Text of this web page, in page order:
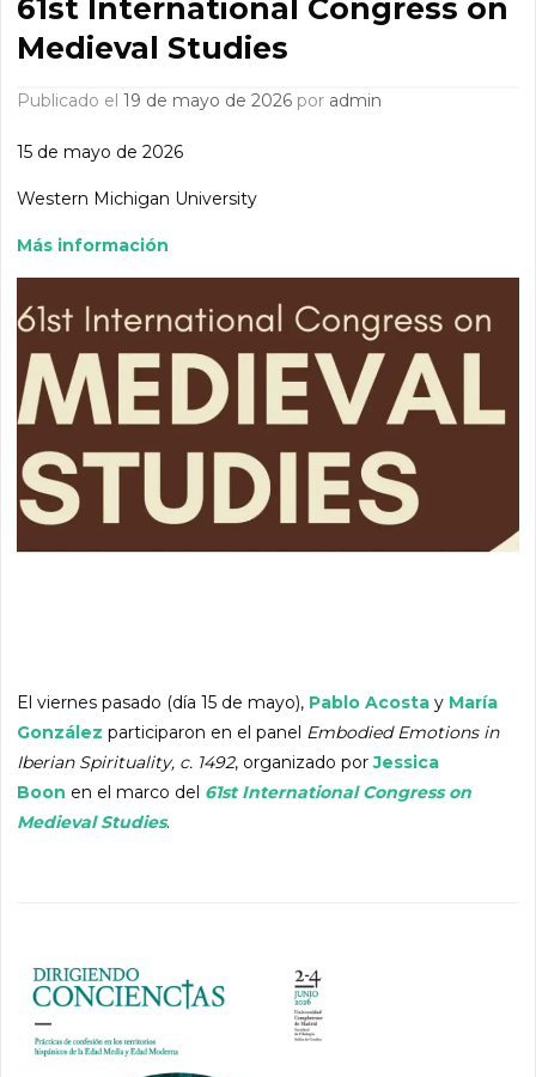
61st International Congress on
Medieval Studies
Publicado el19 de mayo de 2026 por admin
15 de mayo de 2026
Western Michigan University
Más información
El viernes pasado (día 15 de mayo), Pablo Acosta y María
González participaron en el panel Embodied Emotions in
Iberian Spirituality, c. 1492, organizado porJessica
Boon en el marco del 61st International Congress on
Medieval Studies.